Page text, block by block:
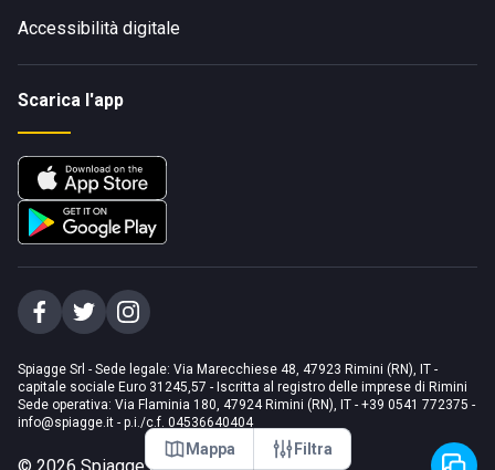
Mappa Filtra
Accessibilità digitale
Scarica l'app
Spiagge Srl - Sede legale: Via Marecchiese 48, 47923 Rimini (RN), IT -
capitale sociale Euro 31245,57 - Iscritta al registro delle imprese di Rimini
Sede operativa: Via Flaminia 180, 47924 Rimini (RN), IT - +39 0541 772375 -
info@spiagge.it - p.i./c.f. 04536640404